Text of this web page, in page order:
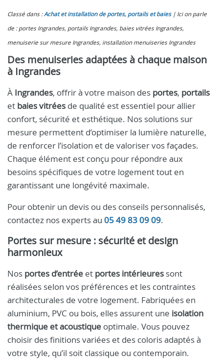
Classé dans :Achat et installation de portes, portails et baies
Ici on parle
de : portes Ingrandes, portails Ingrandes, baies vitrées Ingrandes,
menuiserie sur mesure Ingrandes, installation menuiseries Ingrandes
Des menuiseries adaptées à chaque maison
à Ingrandes
À Ingrandes, offrir à votre maison des portes, portails
et baies vitrées de qualité est essentiel pour allier
confort, sécurité et esthétique. Nos solutions sur
mesure permettent d’optimiser la lumière naturelle,
de renforcer l’isolation et de valoriser vos façades.
Chaque élément est conçu pour répondre aux
besoins spécifiques de votre logement tout en
garantissant une longévité maximale.
Pour obtenir un devis ou des conseils personnalisés,
contactez nos experts au 05 49 83 09 09.
Portes sur mesure : sécurité et design
harmonieux
Nos portes d’entrée et portes intérieures sont
réalisées selon vos préférences et les contraintes
architecturales de votre logement. Fabriquées en
aluminium, PVC ou bois, elles assurent une isolation
thermique et acoustique optimale. Vous pouvez
choisir des finitions variées et des coloris adaptés à
votre style, qu’il soit classique ou contemporain.